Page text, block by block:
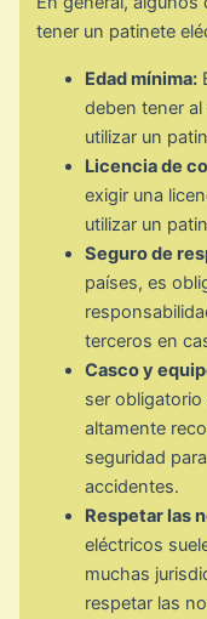
tener un patinete
Edad mínima:
deben tener
utilizar un
Licencia de
exigir una
utilizar un
Seguro de
países, es
terceros en
Casco y
ser
altamente
seguridad
accidentes.
Respetar las
eléctricos
muchas
respetar las